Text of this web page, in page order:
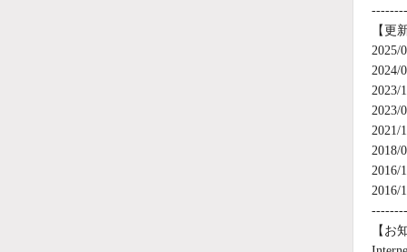
【更
2025/
2024/
2023/
2023/
2021/
2018/
2016/
2016/
【お